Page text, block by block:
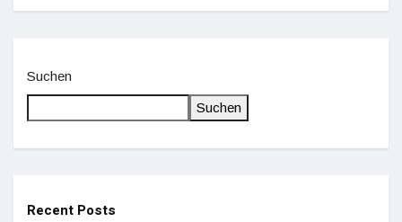
Suchen
Suchen
Recent Posts